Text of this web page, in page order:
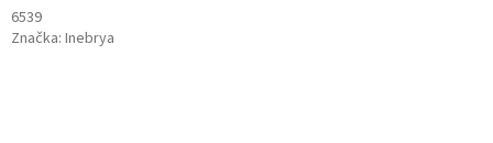
6539
Značka: Inebrya